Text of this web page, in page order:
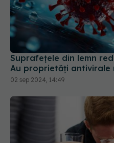
Suprafețele din lemn
Au proprietăți antivirale
02 sep 2024, 14:49